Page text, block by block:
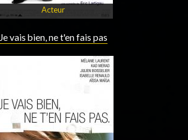
Acteur
Je vais bien, ne t'en fais pas